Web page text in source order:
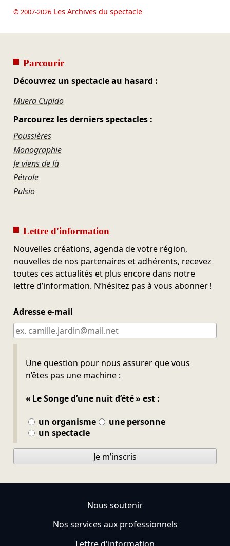
© 2007-2026Les Archives du spectacle
Parcourir
Découvrez un spectacle au hasard :
Muera Cupido
Parcourez les derniers spectacles :
Poussières
Monographie
Je viens de là
Pétrole
Pulsio
Lettre d'information
Nouvelles créations, agenda de votre région,
nouvelles de nos partenaires et adhérents, recevez
toutes ces actualités et plus encore dans notre
lettre d’information. N’hésitez pas à vous abonner !
Adresse e-mail
Une question pour nous assurer que vous
n’êtes pas une machine :
« Le Songe d’une nuit d’été » est :
un organisme
une personne
un spectacle
Ne pas remplir
Je m’inscris
Nous soutenir
Nos services aux professionnels